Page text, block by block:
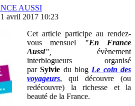
AUSSI
avril 2017 10:23
Cet article participe au rendez-
vous mensuel
"En France
Aussi"
évènement
interblogueurs organisé
parSylvie du blog Le coin des
voyageurs, qui découvre (ou
redécouvre) la richesse et la
beauté de la France.